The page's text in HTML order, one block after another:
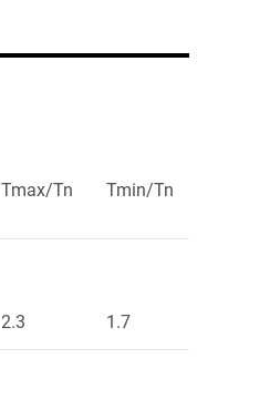
Tmax/Tn Tmin/Tn
2.3 1.7